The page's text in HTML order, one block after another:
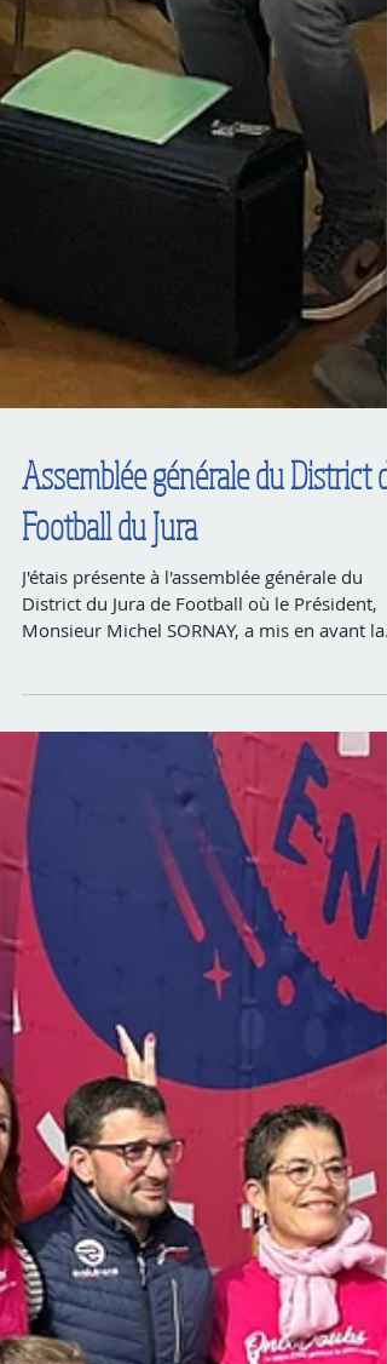
Football du Jura
J'étais présente à l'assemblée générale du
District du Jura de Football où le Président,
Monsieur Michel SORNAY, a mis en avant la
forte...